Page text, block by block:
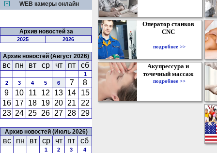
WEB камеры онлайн
Архив новостей за
2025 2026
Архив новостей (Август 2026)
вс пн вт ср чт пт сб
1
2
3 4 5 6 7
8
9
10 11 12 13 14
15
16 17 18 19 20 21
22
23 24 25 26 27 28 29
Архив новостей (Июль 2026)
вс пн вт ср чт пт сб
1 2 3
4
Оператор станков
CNC
подробнее >>
Акупрессура и
точечный массаж
подробнее >>